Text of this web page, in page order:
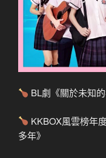
BL劇《關於未知
KKBOX風雲榜年
多年》